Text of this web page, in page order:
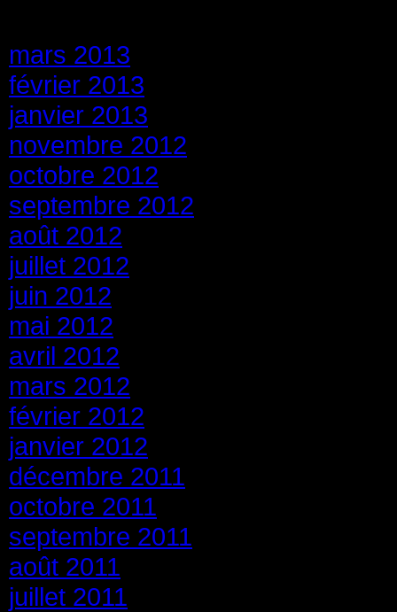
mars 2013
février 2013
janvier 2013
novembre 2012
octobre 2012
septembre 2012
août 2012
juillet 2012
juin 2012
mai 2012
avril 2012
mars 2012
février 2012
janvier 2012
décembre 2011
octobre 2011
septembre 2011
août 2011
juillet 2011